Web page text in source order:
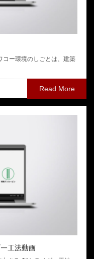
コー環境のしごとは、建築
Read More
工法動画